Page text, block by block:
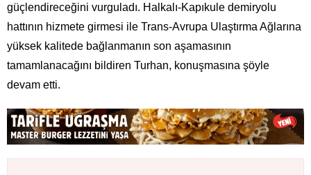
güçlendireceğini vurguladı. Halkalı-Kapıkule demiryolu
hattının hizmete girmesi ile Trans-Avrupa Ulaştırma Ağlarına
yüksek kalitede bağlanmanın son aşamasının
tamamlanacağını bildiren Turhan, konuşmasına şöyle
devam etti.